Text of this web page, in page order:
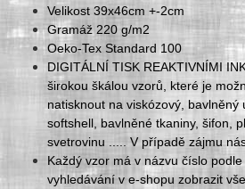
Velikost 39x46cm +-2cm
Gramáž 220 g/m2
Oeko-Tex Standard 100
DIGITÁLNÍ TISK REAKTIVNÍMI
širokou škálou vzorů, které je
natisknout na viskózový, bavlněný
softshell, bavlněné tkaniny, šifon,
svetrovinu ..... V případě zájmu
Každý vzor má v názvu číslo
vyhledávání v e-shopu zobrazit